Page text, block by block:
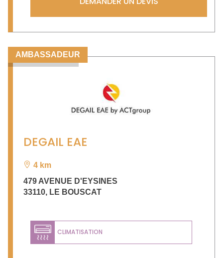
AMBASSADEUR
DEGAIL EAE
4 km
479 AVENUE D'EYSINES
33110, LE BOUSCAT
CLIMATISATION